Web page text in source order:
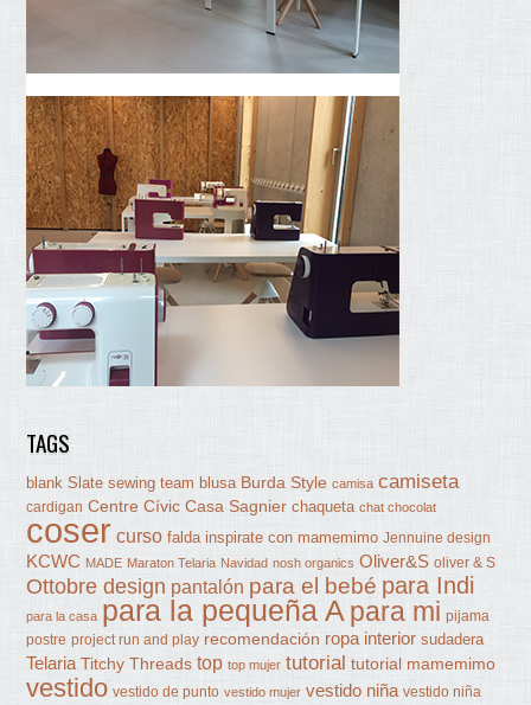
TAGS
blank Slate sewing team blusa Burda Style camisa camiseta
cardigan Centre Cívic Casa Sagnier chaqueta chat chocolat
coser curso falda inspirate con mamemimo Jennuine design
KCWC MADE Maraton Telaria Navidad nosh organics Oliver&S oliver & S
Ottobre design pantalón para el bebé para Indi
para la casa para la pequeña A para mi pijama
postre project run and play recomendación ropa interior sudadera
Telaria Titchy Threads top top mujer tutorial tutorial mamemimo
vestido vestido de punto vestido mujer vestido niña vestido niña